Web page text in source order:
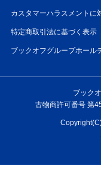
カスタマーハラスメントに
特定商取引法に基づく表示
ブックオフグループホール
ブック
古物商許可番号 第